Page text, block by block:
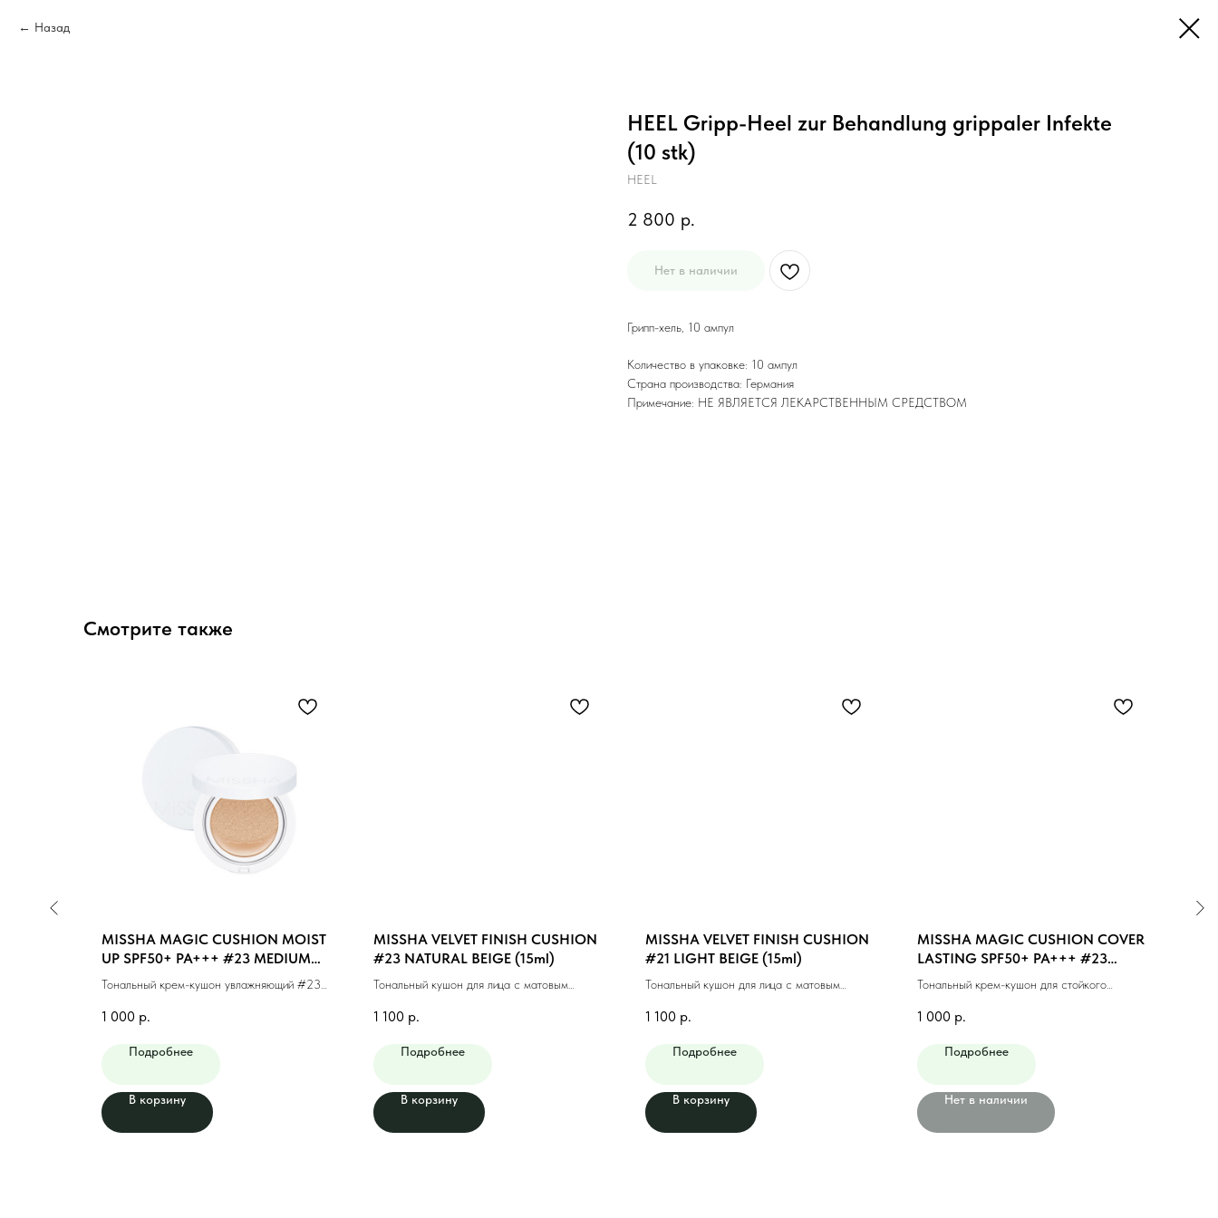
Назад
HEEL Gripp-Heel zur Behandlung grippaler Infekte
(10 stk)
HEEL
2 800 р.
Нет в наличии
Грипп-хель, 10 ампул
Количество в упаковке: 10 ампул
Страна производства: Германия
Примечание: НЕ ЯВЛЯЕТСЯ ЛЕКАРСТВЕННЫМ СРЕДСТВОМ
Смотрите также
MISSHA MAGIC CUSHION MOIST
UP SPF50+ PA+++ #23 MEDIUM
BEIGE (15g)
Тональный крем-кушон увлажняющий #23
1 000 р.
Подробнее
В корзину
MISSHA VELVET FINISH CUSHION
#23 NATURAL BEIGE (15ml)
Тональный кушон для лица с матовым
1 100 р.
Подробнее
В корзину
MISSHA VELVET FINISH CUSHION
#21 LIGHT BEIGE (15ml)
Тональный кушон для лица с матовым
1 100 р.
Подробнее
В корзину
MISSHA MAGIC CUSHION COVER
LASTING SPF50+ PA+++ #23
MEDIUM BEIGE (15ml)
Тональный крем-кушон для стойкого
1 000 р.
Подробнее
Нет в наличии